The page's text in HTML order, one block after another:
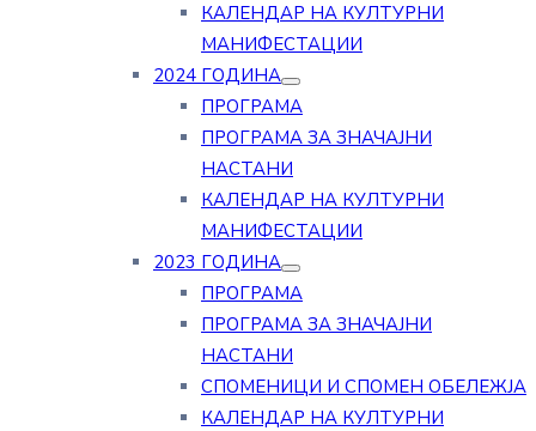
КАЛЕНДАР НА КУЛТУРНИ
МАНИФЕСТАЦИИ
2024 ГОДИНА
ПРОГРАМА
ПРОГРАМА ЗА ЗНАЧАЈНИ
НАСТАНИ
КАЛЕНДАР НА КУЛТУРНИ
МАНИФЕСТАЦИИ
2023 ГОДИНА
ПРОГРАМА
ПРОГРАМА ЗА ЗНАЧАЈНИ
НАСТАНИ
СПОМЕНИЦИ И СПОМЕН ОБЕЛЕЖЈА
КАЛЕНДАР НА КУЛТУРНИ